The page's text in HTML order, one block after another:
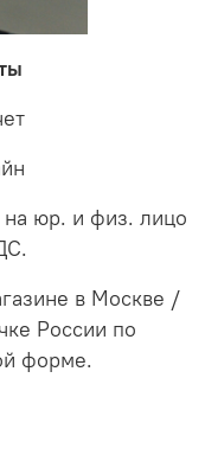
на юр. и физ. лицо
в Москве /
России по
форме.